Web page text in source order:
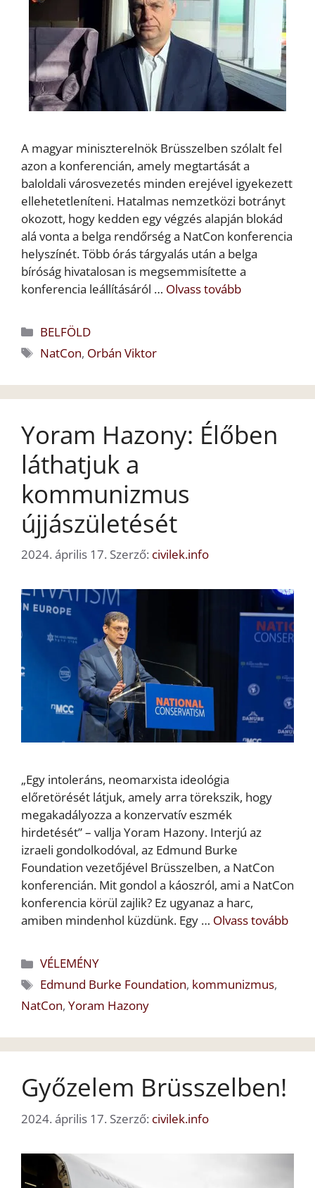
A magyar miniszterelnök Brüsszelben szólalt fel
azon a konferencián, amely megtartását a
baloldali városvezetés minden erejével igyekezett
ellehetetleníteni. Hatalmas nemzetközi botrányt
okozott, hogy kedden egy végzés alapján blokád
alá vonta a belga rendőrség a NatCon konferencia
helyszínét. Több órás tárgyalás után a belga
bíróság hivatalosan is megsemmisítette a
konferencia leállításáról … Olvass tovább
Kategória
BELFÖLD
Címkék
NatCon, Orbán Viktor
Yoram Hazony: Élőben
láthatjuk a
kommunizmus
újjászületését
2024. április 17. Szerző: civilek.info
„Egy intoleráns, neomarxista ideológia
előretörését látjuk, amely arra törekszik, hogy
megakadályozza a konzervatív eszmék
hirdetését” – vallja Yoram Hazony. Interjú az
izraeli gondolkodóval, az Edmund Burke
Foundation vezetőjével Brüsszelben, a NatCon
konferencián. Mit gondol a káoszról, ami a NatCon
konferencia körül zajlik? Ez ugyanaz a harc,
amiben mindenhol küzdünk. Egy … Olvass tovább
Kategória
VÉLEMÉNY
Címkék
Edmund Burke Foundation, kommunizmus,
NatCon, Yoram Hazony
Győzelem Brüsszelben!
2024. április 17. Szerző: civilek.info